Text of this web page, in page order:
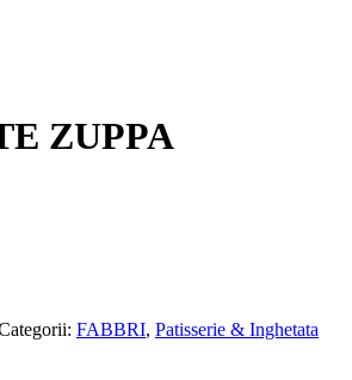
ZUPPA
FABBRI, Patisserie & Inghetata